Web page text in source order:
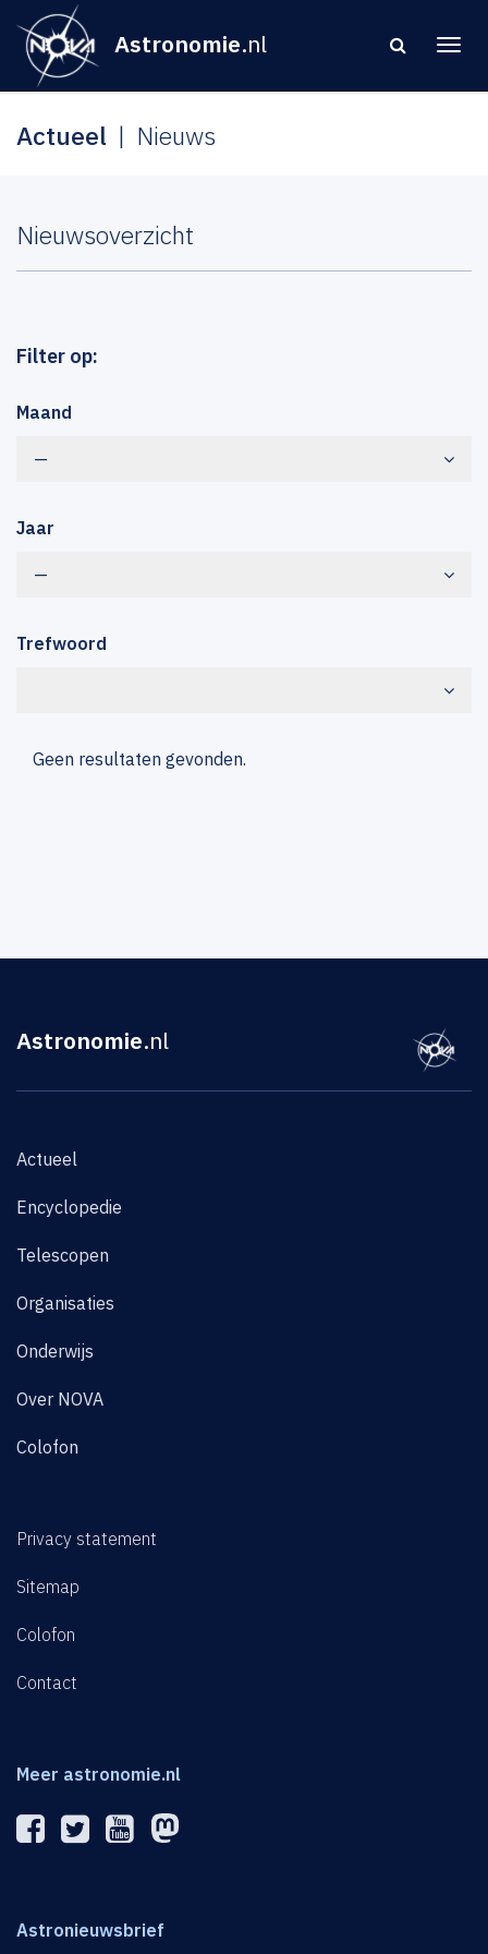
Astronomie.nl
Actueel Nieuws
Nieuwsoverzicht
Filter op:
Maand
—
Jaar
—
Trefwoord
Geen resultaten gevonden.
Astronomie.nl
Actueel
Encyclopedie
Telescopen
Organisaties
Onderwijs
Over NOVA
Colofon
Privacy statement
Sitemap
Colofon
Contact
Meer astronomie.nl
Astronieuwsbrief